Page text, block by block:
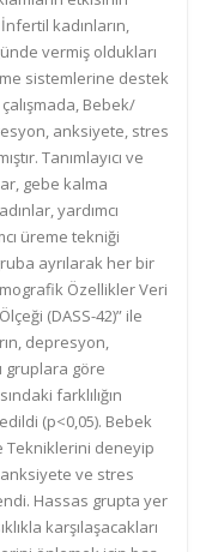
kadınların,
vermiş oldukları
sistemlerine destek
Bebek/
anksiyete, stres
Tanımlayıcı ve
gebe kalma
yardımcı
üreme tekniği
ayrılarak her bir
Özellikler Veri
(DASS-42)” ile
depresyon,
gruplara göre
farklılığın
(p<0,05). Bebek
Tekniklerini deneyip
ve stres
Hassas grupta yer
karşılaşacakları